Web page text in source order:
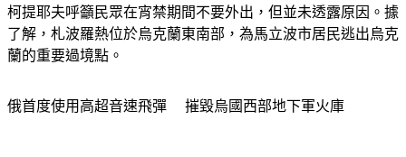
柯提耶夫呼籲民眾在宵禁期間不要外出，但並未透露原因。據
了解，札波羅熱位於烏克蘭東南部，為馬立波市居民逃出烏克
蘭的重要過境點。
俄首度使用高超音速飛彈 　摧毀烏國西部地下軍火庫